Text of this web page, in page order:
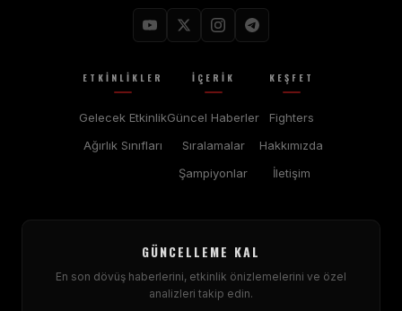
ETKINLIKLER
Gelecek Etkinlik
Ağırlık Sınıfları
İÇERIK
Güncel Haberler
Sıralamalar
Şampiyonlar
KEŞFET
Fighters
Hakkımızda
İletişim
GÜNCELLEME KAL
En son dövüş haberlerini, etkinlik önizlemelerini ve özel
analizleri takip edin.